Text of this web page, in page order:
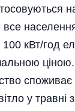
все
кВт/год
споживає
у травні